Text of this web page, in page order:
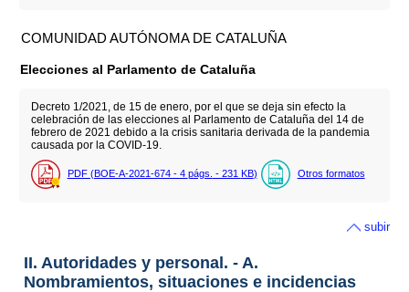
COMUNIDAD AUTÓNOMA DE CATALUÑA
Elecciones al Parlamento de Cataluña
Decreto 1/2021, de 15 de enero, por el que se deja sin efecto la
celebración de las elecciones al Parlamento de Cataluña del 14 de
febrero de 2021 debido a la crisis sanitaria derivada de la pandemia
causada por la COVID-19.
PDF (BOE-A-2021-674 - 4 págs. - 231 KB) Otros formatos
subir
II. Autoridades y personal. - A.
Nombramientos, situaciones e incidencias